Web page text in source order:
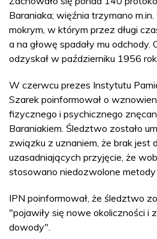
Baraniaka; więźnia trzymano
mokrym, w którym przez długi
a na głowę spadały mu odchody.
odzyskał w październiku 1956
W czerwcu prezes Instytutu
Szarek poinformował o
fizycznego i psychicznego
Baraniakiem. Śledztwo zostało
związku z uznaniem, że brak
uzasadniających przyjęcie, że
stosowano niedozwolone metody
IPN poinformował, że śledztwo
"pojawiły się nowe okoliczności i
dowody".